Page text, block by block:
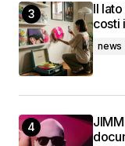
Il
costi
news